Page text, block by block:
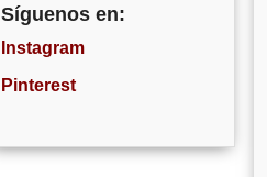
Síguenos en:
Instagram
Pinterest